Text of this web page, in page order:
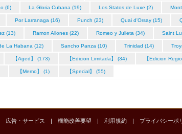
(6) La Gloria Cubana (19) Los Statos de Luxe (2)
Por Larranaga (16) Punch (23) Quai d'Orsay (15)
(13) Ramon Allones (22) Romeo y Julieta (34) Saint
La Habana (12) Sancho Panza (10) Trinidad (14)
【Aged】 (173) 【Edicion Limitada】 (34) 【Edicion
【Memo】 (1) 【Special】 (55)
広告・サービス | 機能改善要望 | 利用規約 | プライバシーポ